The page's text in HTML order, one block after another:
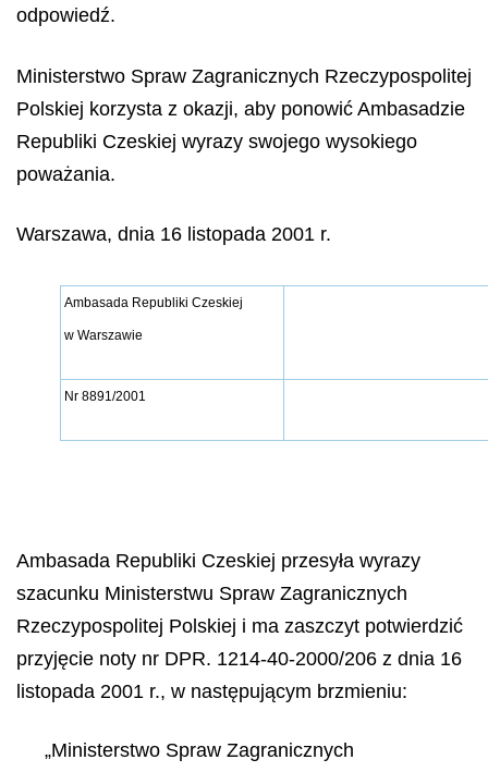
odpowiedź.
Ministerstwo Spraw Zagranicznych Rzeczypospolitej
Polskiej korzysta z okazji, aby ponowić Ambasadzie
Republiki Czeskiej wyrazy swojego wysokiego
poważania.
Warszawa, dnia 16 listopada 2001 r.
Ambasada Republiki Czeskiej
w Warszawie
Nr 8891/2001
Ambasada Republiki Czeskiej przesyła wyrazy
szacunku Ministerstwu Spraw Zagranicznych
Rzeczypospolitej Polskiej i ma zaszczyt potwierdzić
przyjęcie noty nr DPR. 1214-40-2000/206 z dnia 16
listopada 2001 r., w następującym brzmieniu:
„Ministerstwo Spraw Zagranicznych